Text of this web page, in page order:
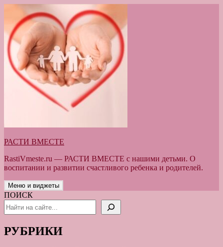
Перейти
содержимому
РАСТИ ВМЕСТЕ
RastiVmeste.ru — РАСТИ ВМЕСТЕ с нашими детьми. О
воспитании и развитии счастливого ребенка и родителей.
Меню и виджеты
ПОИСК
РУБРИКИ